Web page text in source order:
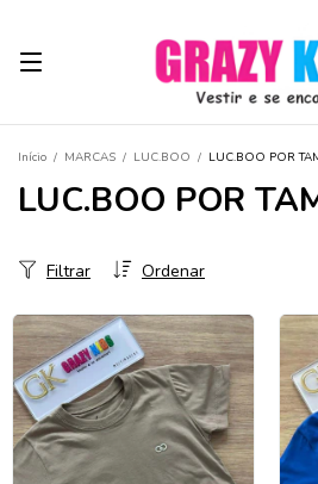
Início / MARCAS / LUC.BOO / LUC.BOO POR
LUC.BOO POR
Ordenar
Filtrar